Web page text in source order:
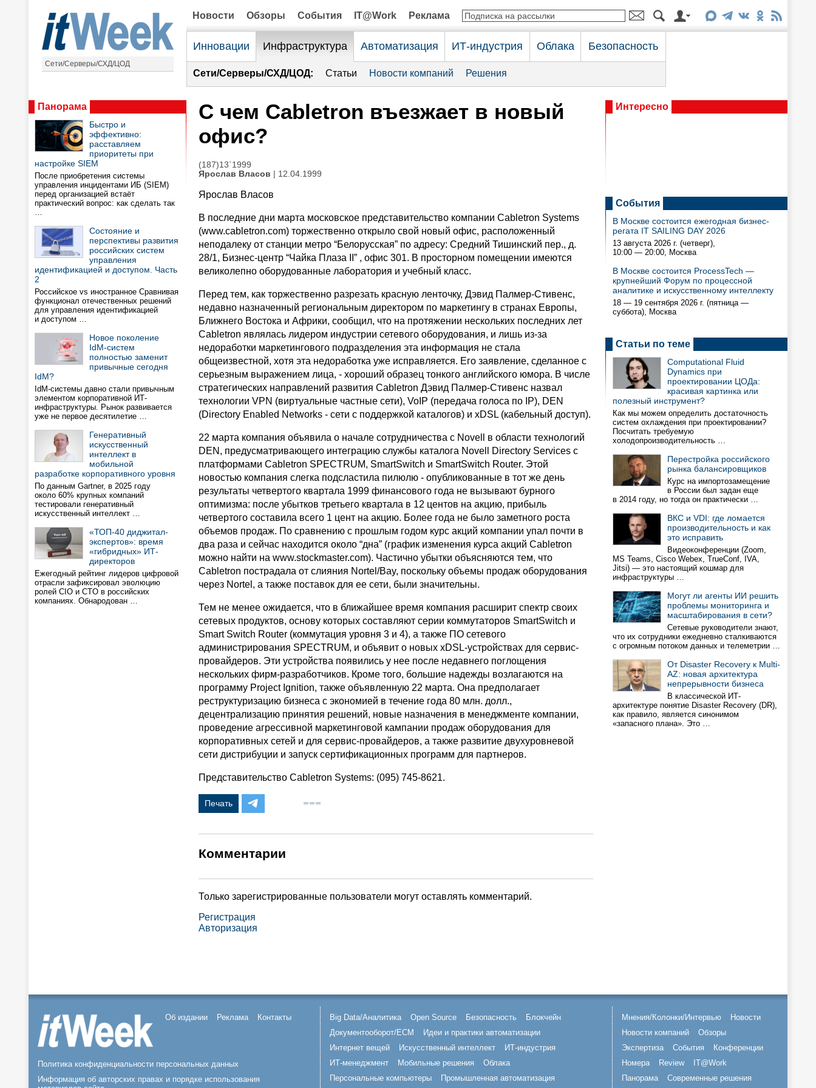
Сети/Серверы/СХД/ЦОД
Новости Обзоры События IT@Work Реклама
Инновации Инфраструктура Автоматизация ИТ-индустрия Облака Безопасность
Сети/Серверы/СХД/ЦОД: Статьи Новости компаний Решения
Панорама
Быстро и
эффективно:
расставляем
приоритеты при
настройке SIEM
После приобретения системы
управления инцидентами ИБ (SIEM)
перед организацией встаёт
практический вопрос: как сделать так
…
Состояние и
перспективы развития
российских систем
управления
идентификацией и доступом. Часть
2
Российское vs иностранное Сравнивая
функционал отечественных решений
для управления идентификацией
и доступом …
Новое поколение
IdM-систем
полностью заменит
привычные сегодня
IdM?
IdM-системы давно стали привычным
элементом корпоративной ИТ-
инфраструктуры. Рынок развивается
уже не первое десятилетие …
Генеративный
искусственный
интеллект в
мобильной
разработке корпоративного уровня
По данным Gartner, в 2025 году
около 60% крупных компаний
тестировали генеративный
искусственный интеллект …
«ТОП-40 диджитал-
экспертов»: время
«гибридных» ИТ-
директоров
Ежегодный рейтинг лидеров цифровой
отрасли зафиксировал эволюцию
ролей CIO и CTO в российских
компаниях. Обнародован …
С чем Cabletron въезжает в новый
офис?
(187)13`1999
Ярослав Власов | 12.04.1999
Ярослав Власов
В последние дни марта московское представительство компании Cabletron Systems
(www.cabletron.com) торжественно открыло свой новый офис, расположенный
неподалеку от станции метро “Белорусская” по адресу: Средний Тишинский пер., д.
28/1, Бизнес-центр “Чайка Плаза II” , офис 301. В просторном помещении имеются
великолепно оборудованные лаборатория и учебный класс.
Перед тем, как торжественно разрезать красную ленточку, Дэвид Палмер-Стивенс,
недавно назначенный региональным директором по маркетингу в странах Европы,
Ближнего Востока и Африки, сообщил, что на протяжении нескольких последних лет
Cabletron являлась лидером индустрии сетевого оборудования, и лишь из-за
недоработки маркетингового подразделения эта информация не стала
общеизвестной, хотя эта недоработка уже исправляется. Его заявление, сделанное с
серьезным выражением лица, - хороший образец тонкого английского юмора. В числе
стратегических направлений развития Cabletron Дэвид Палмер-Стивенс назвал
технологии VPN (виртуальные частные сети), VoIP (передача голоса по IP), DEN
(Directory Enabled Networks - сети с поддержкой каталогов) и xDSL (кабельный доступ).
22 марта компания объявила о начале сотрудничества с Novell в области технологий
DEN, предусматривающего интеграцию службы каталога Novell Directory Services с
платформами Cabletron SPECTRUM, SmartSwitch и SmartSwitch Router. Этой
новостью компания слегка подсластила пилюлю - опубликованные в тот же день
результаты четвертого квартала 1999 финансового года не вызывают бурного
оптимизма: после убытков третьего квартала в 12 центов на акцию, прибыль
четвертого составила всего 1 цент на акцию. Более года не было заметного роста
объемов продаж. По сравнению с прошлым годом курс акций компании упал почти в
два раза и сейчас находится около “дна” (график изменения курса акций Cabletron
можно найти на www.stockmaster.com). Частично убытки объясняются тем, что
Cabletron пострадала от слияния Nortel/Bay, поскольку объемы продаж оборудования
через Nortel, а также поставок для ее сети, были значительны.
Тем не менее ожидается, что в ближайшее время компания расширит спектр своих
сетевых продуктов, основу которых составляют серии коммутаторов SmartSwitch и
Smart Switch Router (коммутация уровня 3 и 4), а также ПО сетевого
администрирования SPECTRUM, и объявит о новых xDSL-устройствах для сервис-
провайдеров. Эти устройства появились у нее после недавнего поглощения
нескольких фирм-разработчиков. Кроме того, большие надежды возлагаются на
программу Project Ignition, также объявленную 22 марта. Она предполагает
реструктуризацию бизнеса с экономией в течение года 80 млн. долл.,
децентрализацию принятия решений, новые назначения в менеджменте компании,
проведение агрессивной маркетинговой кампании продаж оборудования для
корпоративных сетей и для сервис-провайдеров, а также развитие двухуровневой
сети дистрибуции и запуск сертификационных программ для партнеров.
Представительство Cabletron Systems: (095) 745-8621.
Печать
Комментарии
Только зарегистрированные пользователи могут оставлять комментарий.
Регистрация
Авторизация
Интересно
События
В Москве состоится ежегодная бизнес-
регата IT SAILING DAY 2026
13 августа 2026 г. (четверг),
10:00 — 20:00, Москва
В Москве состоится ProcessTech —
крупнейший Форум по процессной
аналитике и искусственному интеллекту
18 — 19 сентября 2026 г. (пятница —
суббота), Москва
Статьи по теме
Computational Fluid
Dynamics при
проектировании ЦОДа:
красивая картинка или
полезный инструмент?
Как мы можем определить достаточность
систем охлаждения при проектировании?
Посчитать требуемую
холодопроизводительность …
Перестройка российского
рынка балансировщиков
Курс на импортозамещение
в России был задан еще
в 2014 году, но тогда он практически …
ВКС и VDI: где ломается
производительность и как
это исправить
Видеоконференции (Zoom,
MS Teams, Cisco Webex, TrueConf, IVA,
Jitsi) — это настоящий кошмар для
инфраструктуры …
Могут ли агенты ИИ решить
проблемы мониторинга и
масштабирования в сети?
Сетевые руководители знают,
что их сотрудники ежедневно сталкиваются
с огромным потоком данных и телеметрии …
От Disaster Recovery к Multi-
AZ: новая архитектура
непрерывности бизнеса
В классической ИТ-
архитектуре понятие Disaster Recovery (DR),
как правило, является синонимом
«запасного плана». Это …
Об издании Реклама Контакты
Политика конфиденциальности персональных данных
Информация об авторских правах и порядке использования
Big Data/Аналитика Open Source Безопасность
Блокчейн
Документооборот/ECM
Идеи и практики автоматизации
Интернет вещей
Искусственный интеллект
ИТ-индустрия
ИТ-менеджмент
Мобильные решения
Облака
Персональные компьютеры
Промышленная автоматизация
Мнения/Колонки/Интервью
Новости
Новости компаний
Обзоры
Экспертиза
События
Конференции
Номера
Review
IT@Work
Панорама
Современные решения